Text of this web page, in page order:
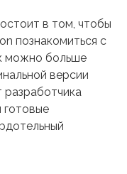
в том, чтобы
познакомиться с
можно больше
версии
разработчика
готовые